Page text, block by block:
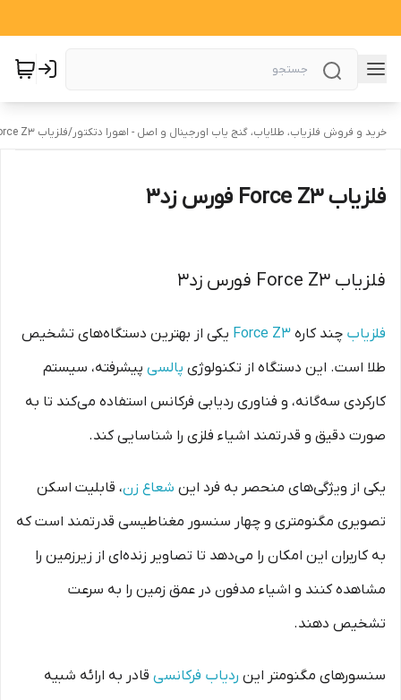
خرید و فروش فلزیاب، طلایاب، گنج یاب اورجینال و اصل - اهورا دتکتور/فلزیاب Force Z3 فورس زد3
فلزیاب Force Z3 فورس زد3
فلزیاب Force Z3 فورس زد3
فلزیاب چند کاره Force Z3 یکی از بهترین دستگاه‌های تشخیص
طلا است. این دستگاه از تکنولوژی پالسی پیشرفته، سیستم
کارکردی سه‌گانه، و فناوری ردیابی فرکانس استفاده می‌کند تا به
صورت دقیق و قدرتمند اشیاء فلزی را شناسایی کند.
یکی از ویژگی‌های منحصر به فرد این شعاع زن، قابلیت اسکن
تصویری مگنومتری و چهار سنسور مغناطیسی قدرتمند است که
به کاربران این امکان را می‌دهد تا تصاویر زنده‌ای از زیرزمین را
مشاهده کنند و اشیاء مدفون در عمق زمین را به سرعت
تشخیص دهند.
سنسورهای مگنومتر این ردیاب فرکانسی قادر به ارائه شبیه‌